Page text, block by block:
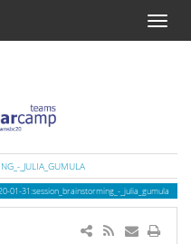
_JULIA_GUMULA
01-31:session_brainstorming_-_julia_gumula